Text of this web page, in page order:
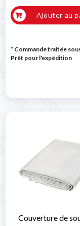
Ajouter au
* Commande traitée
Prêt pour l'expédition
Couverture de